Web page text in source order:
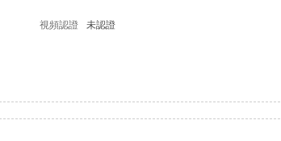
視頻認證 未認證